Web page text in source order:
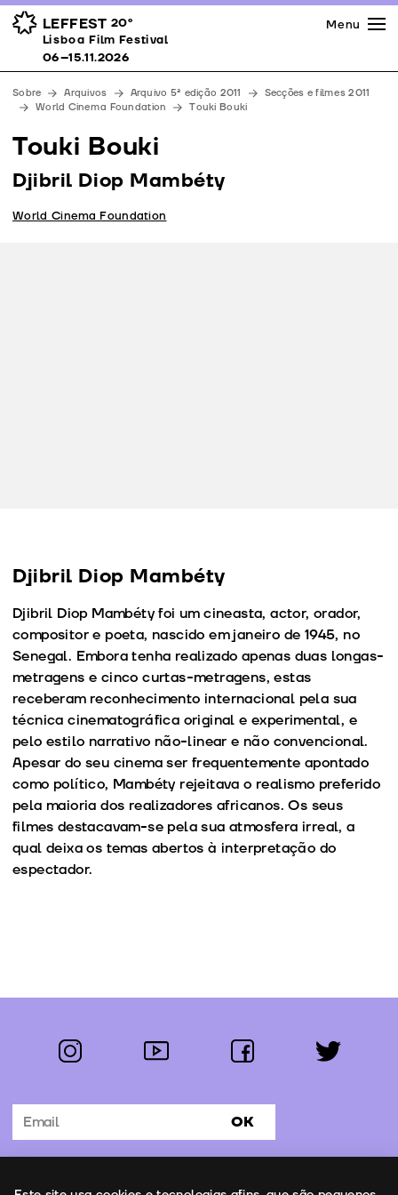
LEFFEST 20º
Lisboa Film Festival 06–15.11.2026
Prémios
Espaços
Apoios
Equipa
Downloads
Contactos
Menu
Lisboa Film Festival
06–15.11.2026
Sobre Arquivos Arquivo 5ª edição 2011
Secções e filmes 2011
World Cinema Foundation
Touki Bouki
Touki Bouki
Djibril Diop Mambéty
World Cinema Foundation
Djibril Diop Mambéty
Djibril Diop Mambéty foi um cineasta, actor, orador,
compositor e poeta, nascido em janeiro de 1945, no
Senegal. Embora tenha realizado apenas duas longas-
metragens e cinco curtas-metragens, estas
receberam reconhecimento internacional pela sua
técnica cinematográfica original e experimental, e
pelo estilo narrativo não-linear e não convencional.
Apesar do seu cinema ser frequentemente apontado
como político, Mambéty rejeitava o realismo preferido
pela maioria dos realizadores africanos. Os seus
filmes destacavam-se pela sua atmosfera irreal, a
qual deixa os temas abertos à interpretação do
espectador.
Segue-nos:
instagram youtube facebook twitter
Subscrever Newsletter OK